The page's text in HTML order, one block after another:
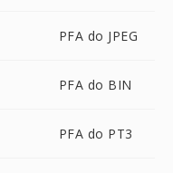
PFA do JPEG
PFA do BIN
PFA do PT3